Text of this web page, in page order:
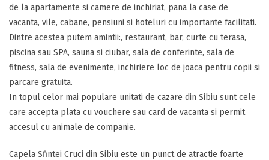
de la apartamente si camere de inchiriat, pana la case de
vacanta, vile, cabane, pensiuni si hoteluri cu importante facilitati.
Dintre acestea putem amintii:, restaurant, bar, curte cu terasa,
piscina sau SPA, sauna si ciubar, sala de conferinte, sala de
fitness, sala de evenimente, inchiriere loc de joaca pentru copii si
parcare gratuita.
In topul celor mai populare unitati de cazare din Sibiu sunt cele
care accepta plata cu vouchere sau card de vacanta si permit
accesul cu animale de companie.
Capela Sfintei Cruci din Sibiu este un punct de atractie foarte